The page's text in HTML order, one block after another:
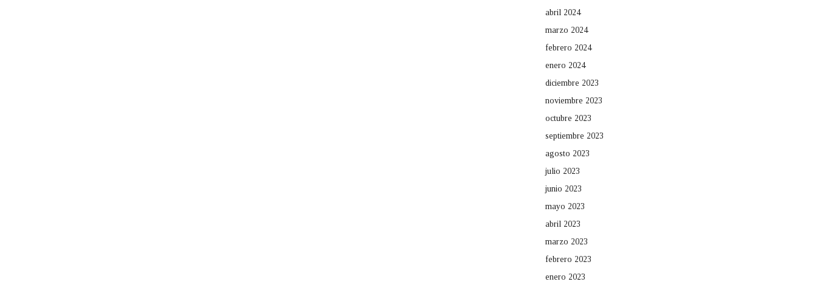
abril 2024
marzo 2024
febrero 2024
enero 2024
diciembre 2023
noviembre 2023
octubre 2023
septiembre 2023
agosto 2023
julio 2023
junio 2023
mayo 2023
abril 2023
marzo 2023
febrero 2023
enero 2023